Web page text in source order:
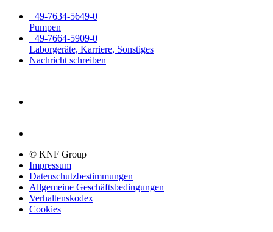
+49-7634-5649-0
Pumpen
+49-7664-5909-0
Laborgeräte, Karriere, Sonstiges
Nachricht schreiben
© KNF Group
Impressum
Datenschutzbestimmungen
Allgemeine Geschäftsbedingungen
Verhaltenskodex
Cookies